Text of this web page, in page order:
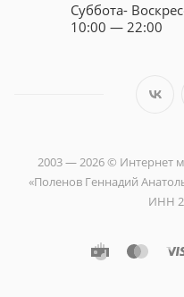
Суббота-
10:00 — 22:00
2003 — 2026 © Интернет
«Поленов Геннадий
ИНН